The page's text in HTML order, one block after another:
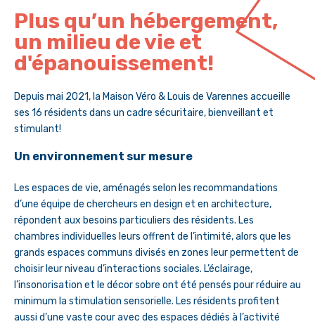
Plus qu’un hébergement,
un milieu de vie et
d'épanouissement!
Depuis mai 2021, la Maison Véro & Louis de Varennes accueille
ses 16 résidents dans un cadre sécuritaire, bienveillant et
stimulant!
Un environnement sur mesure
Les espaces de vie, aménagés selon les recommandations
d’une équipe de chercheurs en design et en architecture,
répondent aux besoins particuliers des résidents. Les
chambres individuelles leurs offrent de l’intimité, alors que les
grands espaces communs divisés en zones leur permettent de
choisir leur niveau d’interactions sociales. L’éclairage,
l’insonorisation et le décor sobre ont été pensés pour réduire au
minimum la stimulation sensorielle. Les résidents profitent
aussi d’une vaste cour avec des espaces dédiés à l’activité